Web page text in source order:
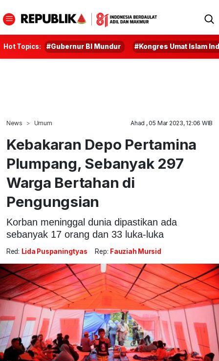
Hot Topics: #Gubernur BI Mundur #Kongres Umat Islam
News Umum Ahad , 05 Mar 2023, 12:06 WIB
Kebakaran Depo Pertamina
Plumpang, Sebanyak 297
Warga Bertahan di
Pengungsian
Korban meninggal dunia dipastikan ada
sebanyak 17 orang dan 33 luka-luka
Red: Lida Puspaningtyas Rep: Fauziah Mursid